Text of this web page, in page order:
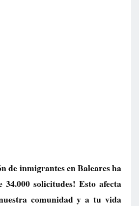
de inmigrantes en Baleares ha
34.000 solicitudes! Esto afecta
comunidad y a tu vida